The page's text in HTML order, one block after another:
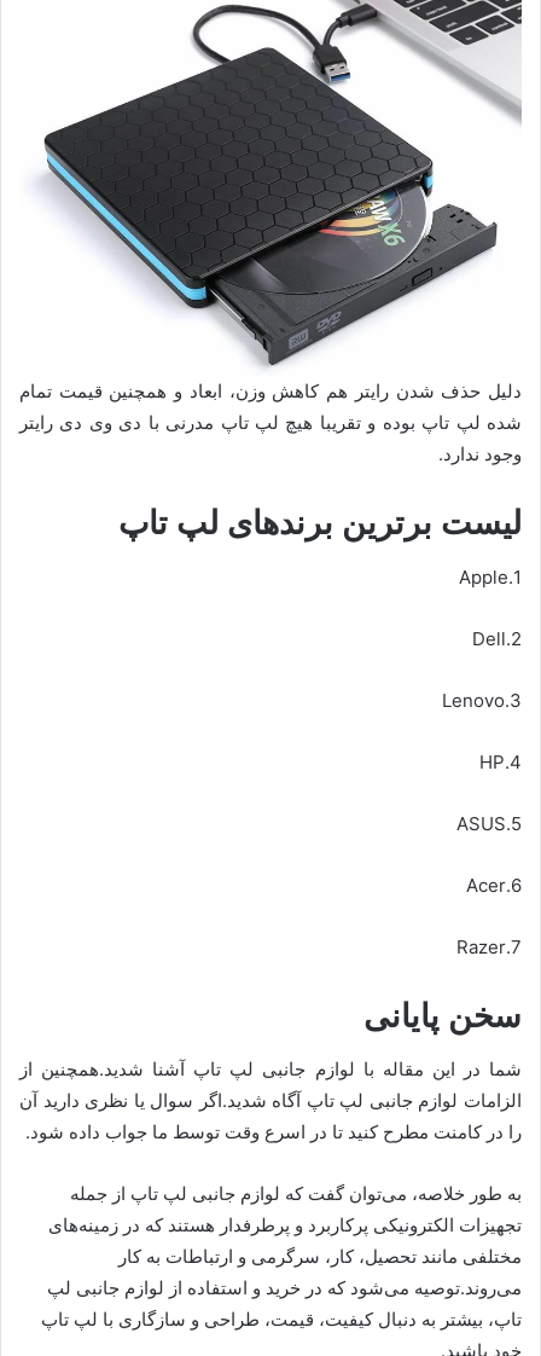
دلیل حذف شدن رایتر هم کاهش وزن، ابعاد و همچنین قیمت تمام
شده لپ تاپ بوده و تقریبا هیچ لپ تاپ مدرنی با دی وی دی رایتر
وجود ندارد.
لیست برترین برندهای لپ تاپ
1.Apple
2.Dell
3.Lenovo
4.HP
5.ASUS
6.Acer
7.Razer
سخن پایانی
شما در این مقاله با لوازم جانبی لپ تاپ آشنا شدید.همچنین از
الزامات لوازم جانبی لپ تاپ آگاه شدید.اگر سوال یا نظری دارید آن
را در کامنت مطرح کنید تا در اسرع وقت توسط ما جواب داده شود.
به طور خلاصه، می‌توان گفت که لوازم جانبی لپ تاپ از جمله
تجهیزات الکترونیکی پرکاربرد و پرطرفدار هستند که در زمینه‌های
مختلفی مانند تحصیل، کار، سرگرمی و ارتباطات به کار
می‌روند.توصیه می‌شود که در خرید و استفاده از لوازم جانبی لپ
تاپ، بیشتر به دنبال کیفیت، قیمت، طراحی و سازگاری با لپ تاپ
خود باشید.